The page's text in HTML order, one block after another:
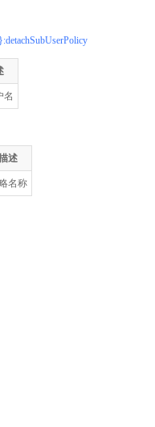
名
述
名称